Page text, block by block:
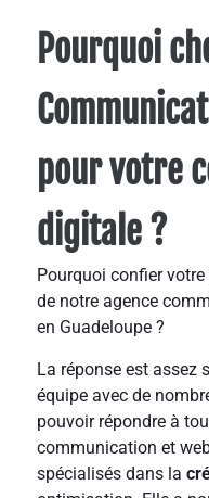
Pourquoi
pour votre
digitale ?
Pourquoi confier
de notre agence
en Guadeloupe ?
La réponse est assez
équipe avec de
pouvoir répondre à
communication et
spécialisés dans la